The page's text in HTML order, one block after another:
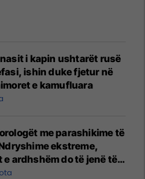
i kapin ushtarët rusë
ishin duke fjetur në
e kamufluara
me parashikime të
ekstreme,
e ardhshëm do të jenë të